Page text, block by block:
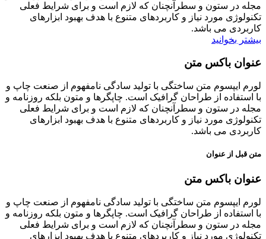
مجله در ستون و سطرآنچنان که لازم است و برای شرایط فعلی
تکنولوژی مورد نیاز و کاربردهای متنوع با هدف بهبود ابزارهای
کاربردی می باشد.
بیشتر بخوانید
عنوان باکس متن
لورم ایپسوم متن ساختگی با تولید سادگی نامفهوم از صنعت چاپ و
با استفاده از طراحان گرافیک است. چاپگرها و متون بلکه روزنامه و
مجله در ستون و سطرآنچنان که لازم است و برای شرایط فعلی
تکنولوژی مورد نیاز و کاربردهای متنوع با هدف بهبود ابزارهای
کاربردی می باشد.
متن قبل از عنوان
عنوان باکس متن
لورم ایپسوم متن ساختگی با تولید سادگی نامفهوم از صنعت چاپ و
با استفاده از طراحان گرافیک است. چاپگرها و متون بلکه روزنامه و
مجله در ستون و سطرآنچنان که لازم است و برای شرایط فعلی
تکنولوژی مورد نیاز و کاربردهای متنوع با هدف بهبود ابزارهای